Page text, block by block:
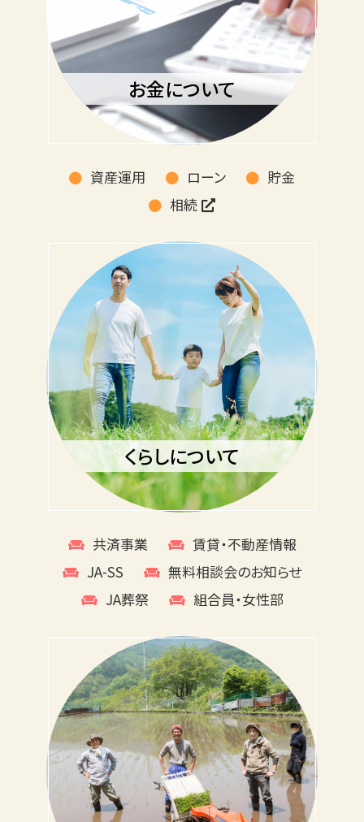
お金について
資産運用 ローン
貯金
相続
くらしについて
共済事業
賃貸・不動産情報
JA-SS
無料相談会のお知らせ
JA葬祭
組合員・女性部